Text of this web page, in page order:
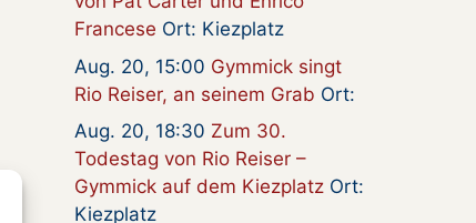
Francese Ort: Kiezplatz
Aug. 20, 15:00 Gymmick singt
Rio Reiser, an seinem Grab Ort:
Aug. 20, 18:30 Zum 30.
Todestag von Rio Reiser –
Gymmick auf dem Kiezplatz Ort:
Kiezplatz